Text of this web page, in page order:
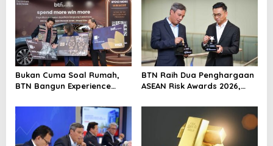
i
g
a
t
o
n
Bukan Cuma Soal Rumah,
BTN Bangun Experience
BTN Raih Dua Penghargaan
ASEAN Risk Awards 2026,
Manajemen Risiko
Berstandar Internasional
Perkuat Pertumbuhan
Berkelanjutan